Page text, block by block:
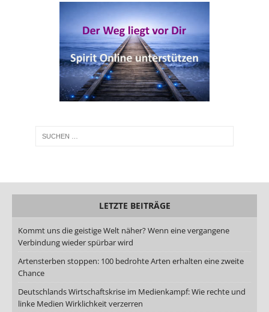
LETZTE BEITRÄGE
Kommt uns die geistige Welt näher? Wenn eine vergangene
Verbindung wieder spürbar wird
Artensterben stoppen: 100 bedrohte Arten erhalten eine zweite
Chance
Deutschlands Wirtschaftskrise im Medienkampf: Wie rechte und
linke Medien Wirklichkeit verzerren